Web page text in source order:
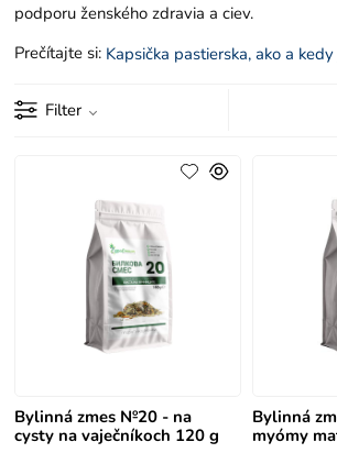
podporu ženského zdravia a ciev.
Prečítajte si: Kapsička pastierska, ako a
Filter
Bylinná zmes №20 - na
cysty na vaječníkoch 120 g
Bylinná
myómy